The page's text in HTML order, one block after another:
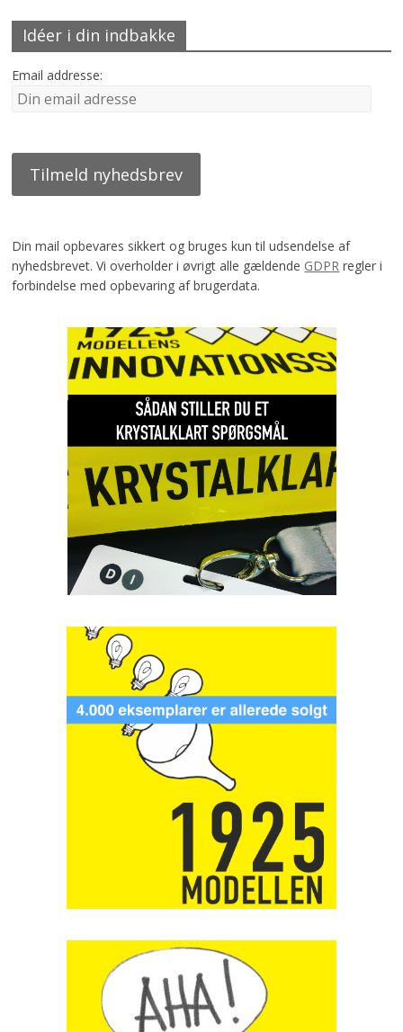
Idéer i din indbakke
Email addresse:
Din mail opbevares sikkert og bruges kun til udsendelse af
nyhedsbrevet. Vi overholder i øvrigt alle gældende GDPR regler i
forbindelse med opbevaring af brugerdata.